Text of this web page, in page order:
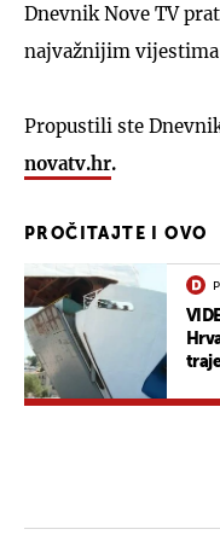
Dnevnik Nove TV
najvažnijim
Propustili ste
novatv.hr.
PROČITAJTE I OVO